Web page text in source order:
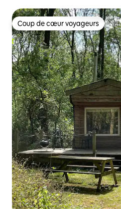
Coup de cœur voyageurs
Coup de cœur voyageurs